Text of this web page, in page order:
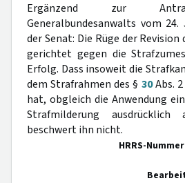
Ergänzend zur
Generalbundesanwalts vom
der Senat: Die Rüge der Revision
gerichtet gegen die
Erfolg. Dass insoweit die
dem Strafrahmen des § 30Abs.
hat, obgleich die Anwendung
Strafmilderung ausdrücklich
beschwert ihn nicht.
HRRS-